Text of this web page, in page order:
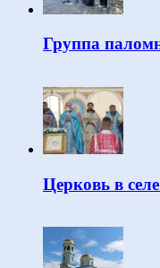
Группа
Церковь в